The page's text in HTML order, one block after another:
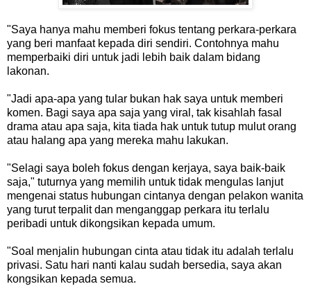
"Saya hanya mahu memberi fokus tentang perkara-perkara
yang beri manfaat kepada diri sendiri. Contohnya mahu
memperbaiki diri untuk jadi lebih baik dalam bidang
lakonan.
"Jadi apa-apa yang tular bukan hak saya untuk memberi
komen. Bagi saya apa saja yang viral, tak kisahlah fasal
drama atau apa saja, kita tiada hak untuk tutup mulut orang
atau halang apa yang mereka mahu lakukan.
"Selagi saya boleh fokus dengan kerjaya, saya baik-baik
saja," tuturnya yang memilih untuk tidak mengulas lanjut
mengenai status hubungan cintanya dengan pelakon wanita
yang turut terpalit dan menganggap perkara itu terlalu
peribadi untuk dikongsikan kepada umum.
"Soal menjalin hubungan cinta atau tidak itu adalah terlalu
privasi. Satu hari nanti kalau sudah bersedia, saya akan
kongsikan kepada semua.